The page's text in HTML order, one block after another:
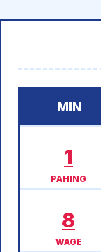
MIN
1
PAHING
8
WAGE